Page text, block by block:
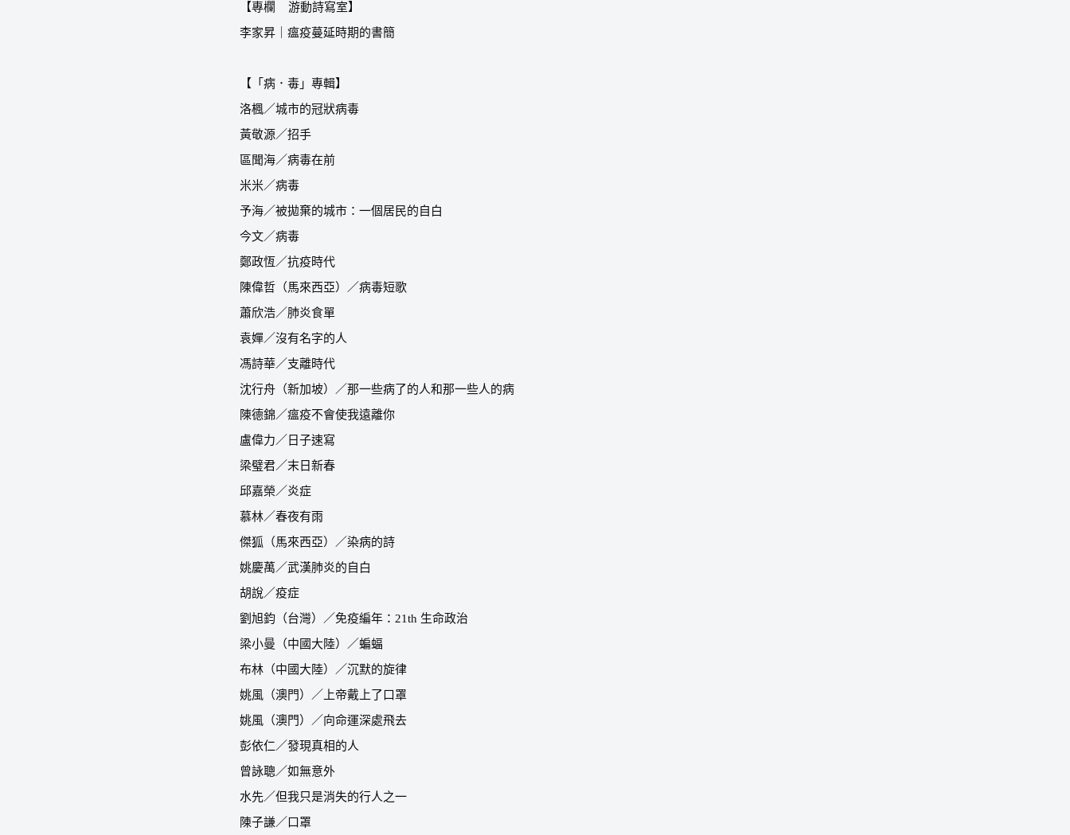
【專欄
游動詩寫室】
李家昇｜瘟疫蔓延時期的書簡
【「病．毒」專輯】
洛楓／城市的冠狀病毒
黃敬源／招手
區聞海／病毒在前
米米／病毒
予海／被拋棄的城市：一個居民的自白
今文／病毒
鄭政恆／抗疫時代
陳偉哲（馬來西亞）／病毒短歌
蕭欣浩／肺炎食單
袁嬋／沒有名字的人
馮詩華／支離時代
沈行舟（新加坡）／那一些病了的人和那一些人的病
陳德錦／瘟疫不會使我遠離你
盧偉力／日子速寫
梁璧君／末日新春
邱嘉榮／炎症
慕林／春夜有雨
傑狐（馬來西亞）／染病的詩
姚慶萬／武漢肺炎的自白
胡說／疫症
劉旭鈞（台灣）／免疫編年： 21th 生命政治
梁小曼（中國大陸）／蝙蝠
布林（中國大陸）／沉默的旋律
姚風（澳門）／上帝戴上了口罩
姚風（澳門）／向命運深處飛去
彭依仁／發現真相的人
曾詠聰／如無意外
水先／但我只是消失的行人之一
陳子謙／口罩